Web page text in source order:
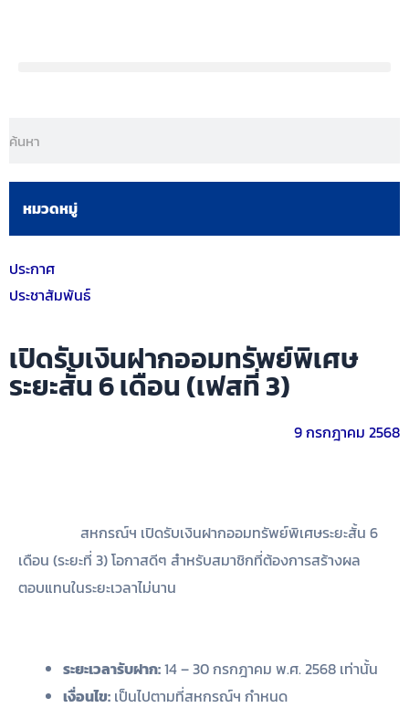
หมวดหมู่
ประกาศ
ประชาสัมพันธ์
เปิดรับเงินฝากออมทรัพย์พิเศษ
ระยะสั้น 6 เดือน (เฟสที่ 3)
9 กรกฎาคม 2568
สหกรณ์ฯ เปิดรับเงินฝากออมทรัพย์พิเศษระยะสั้น 6
เดือน (ระยะที่ 3) โอกาสดีๆ สำหรับสมาชิกที่ต้องการสร้างผล
ตอบแทนในระยะเวลาไม่นาน
ระยะเวลารับฝาก:14 – 30 กรกฎาคม พ.ศ. 2568 เท่านั้น
เงื่อนไข: เป็นไปตามที่สหกรณ์ฯ กำหนด